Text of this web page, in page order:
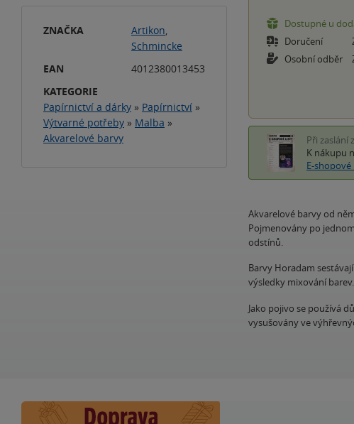
ZNAČKA Artikon,
Schmincke
EAN
4012380013453
KATEGORIE
Papírnictví a dárky » Papírnictví »
Výtvarné potřeby » Malba »
Akvarelové barvy
Dostupné u
Doručení
Osobní odběr
Při zaslání
K nákupu
E-
Akvarelové barvy od
Pojmenovány po
odstínů.
Barvy Horadam
výsledky mixování
Jako pojivo se používá
vysušovány ve